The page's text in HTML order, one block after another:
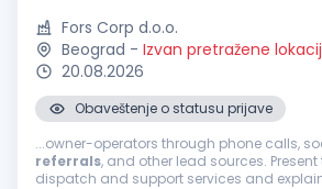
Fors Corp d.o.o.
Beograd - Izvan pretražene
20.08.2026
Obaveštenje o statusu prijave
...owner-operators through phone calls,
referrals, and other lead sources.
dispatch and support services and